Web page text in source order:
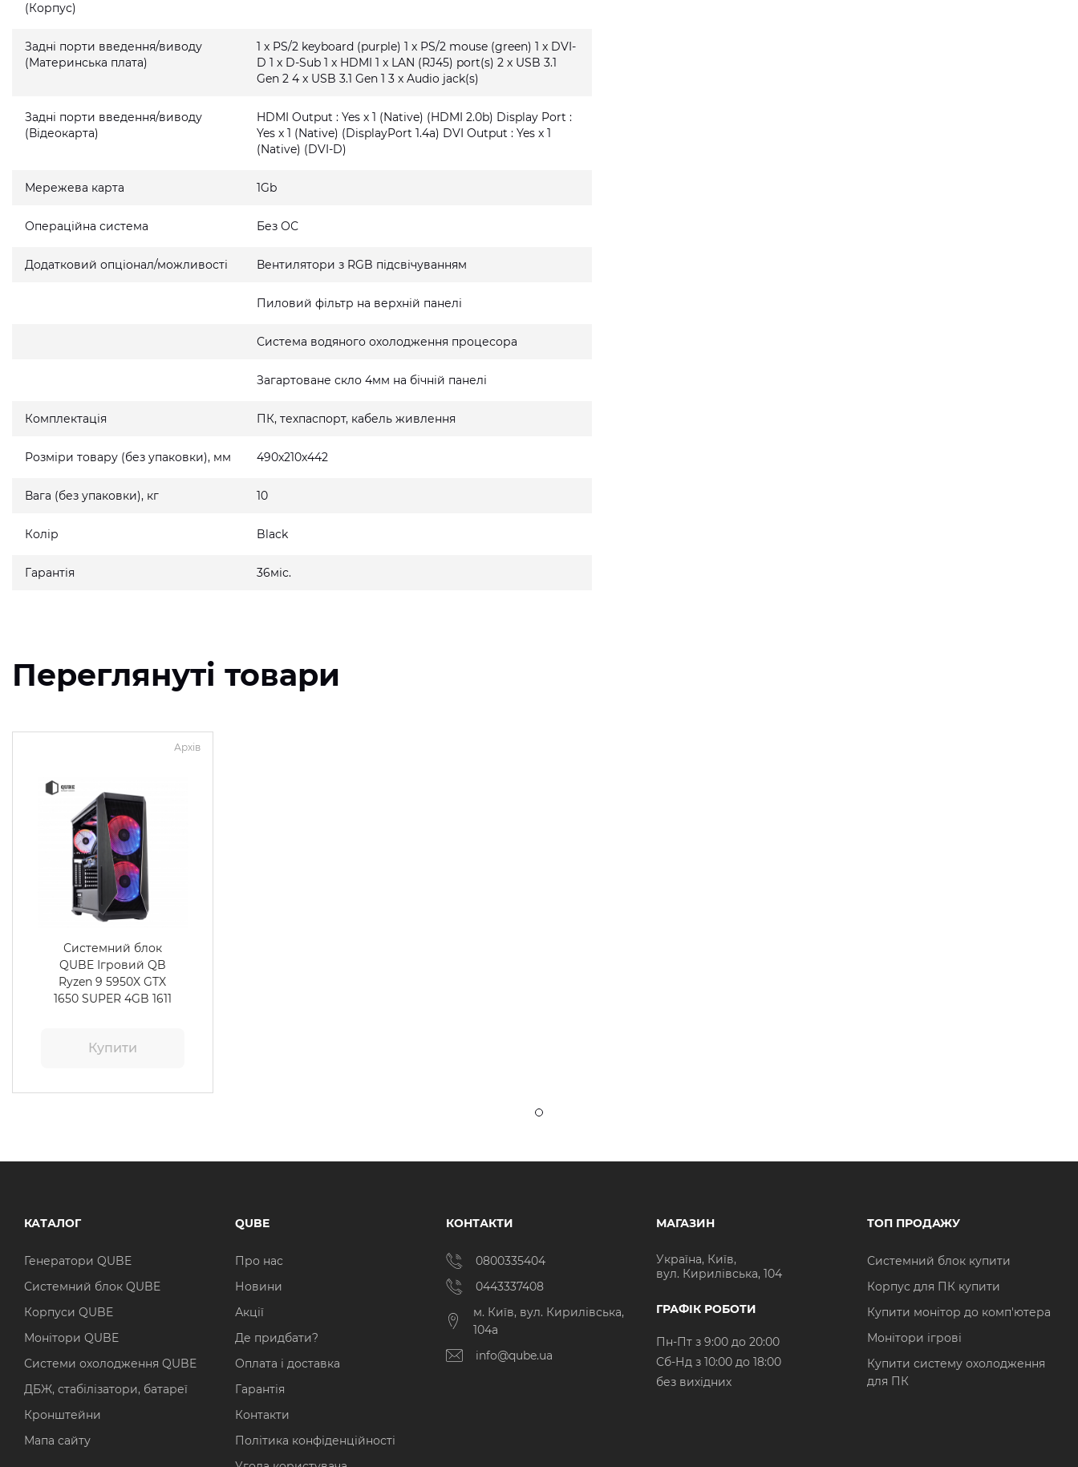
(Корпус)
Задні порти введення/виводу
(Материнська плата)
1 x PS/2 keyboard (purple) 1 x PS/2 mouse (green) 1 x DVI-
D 1 x D-Sub 1 x HDMI 1 x LAN (RJ45) port(s) 2 x USB 3.1
Gen 2 4 x USB 3.1 Gen 1 3 x Audio jack(s)
Задні порти введення/виводу
(Відеокарта)
HDMI Output : Yes x 1 (Native) (HDMI 2.0b) Display Port :
Yes x 1 (Native) (DisplayPort 1.4a) DVI Output : Yes x 1
(Native) (DVI-D)
Мережева карта 1Gb
Операційна система Без ОС
Додатковий опціонал/можливості Вентилятори з RGB підсвічуванням
Пиловий фільтр на верхній панелі
Система водяного охолодження процесора
Загартоване скло 4мм на бічній панелі
Комплектація ПК, техпаспорт, кабель живлення
Розміри товару (без упаковки), мм 490x210x442
Вага (без упаковки), кг 10
Колір Black
Гарантія 36міс.
Переглянуті товари
Архів
Системний блок
QUBE Ігровий QB
Ryzen 9 5950X GTX
1650 SUPER 4GB 1611
Купити
КАТАЛОГ
Генератори QUBE
Системний блок QUBE
Корпуси QUBE
Монітори QUBE
Системи охолодження QUBE
ДБЖ, стабілізатори, батареї
Кронштейни
Мапа сайту
QUBE
Про нас
Новини
Акції
Де придбати?
Оплата і доставка
Гарантія
Контакти
Політика конфіденційності
КОНТАКТИ
0800335404
0443337408
м. Київ, вул. Кирилівська,
104а
info@qube.ua
МАГАЗИН
Україна, Київ,
вул. Кирилівська, 104
ГРАФІК РОБОТИ
Пн-Пт з 9:00 до 20:00
Cб-Нд з 10:00 до 18:00
без вихідних
ТОП ПРОДАЖУ
Системний блок купити
Корпус для ПК купити
Купити монітор до комп'ютера
Монітори ігрові
Купити систему охолодження
для ПК